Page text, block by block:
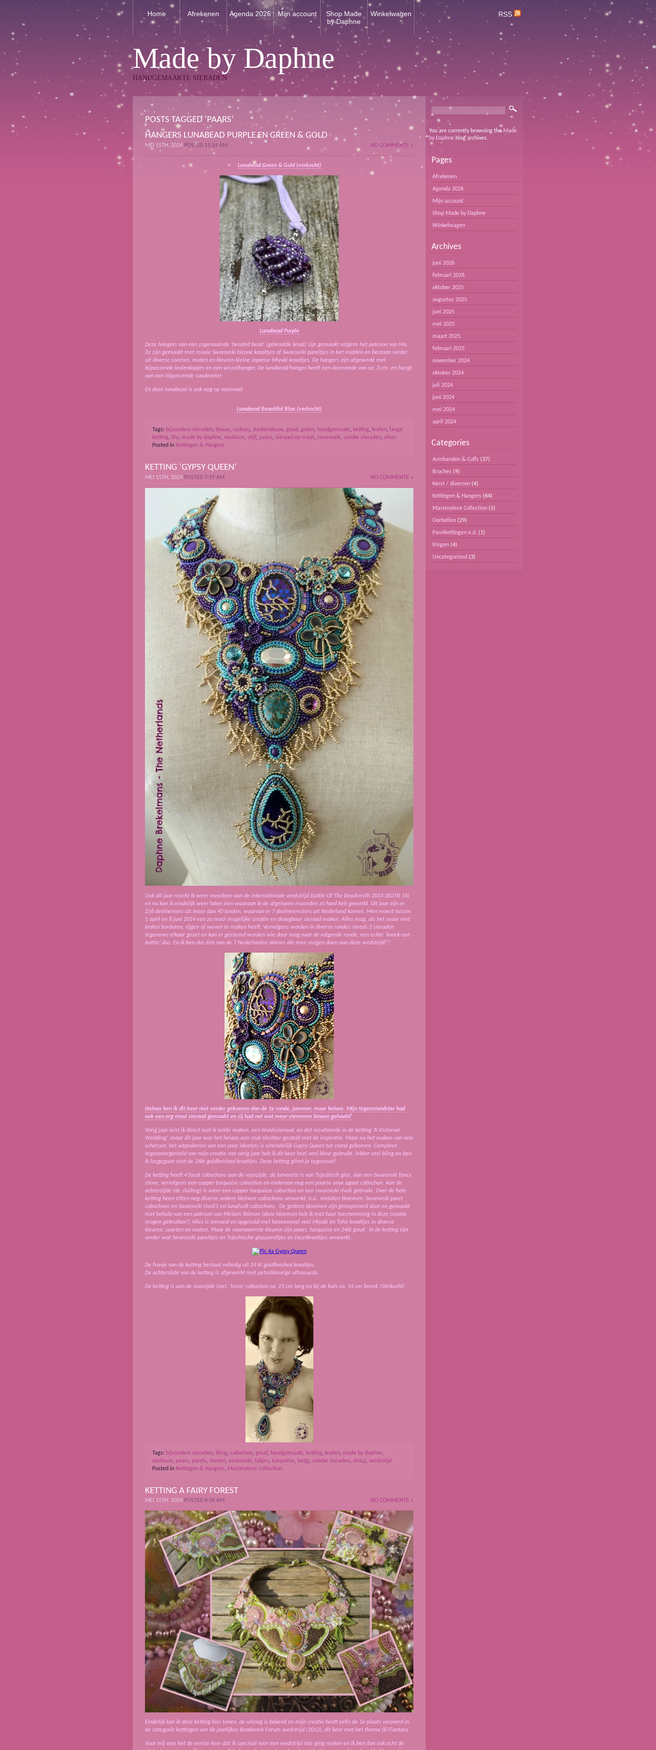
Home Afrekenen Agenda 2026 Mijn account
Shop Made
by Daphne
Winkelwagen RSS
Made by Daphne
HANDGEMAAKTE SIERADEN
POSTS TAGGED ‘PAARS’
HANGERS LUNABEAD PURPLE EN GREEN & GOLD
NO COMMENTS »
MEI 15TH, 2024 POSTED 11:24 AM
Lunabead Green & Gold (verkocht)
Lunabead Purple
Deze hangers van een zogenaamde ‘beaded bead’ (gekraalde kraal) zijn gemaakt volgens het patroon van Mu.
Ze zijn gemaakt met mooie Swarovski bicone kraaltjes of Swarovski pareltjes in het midden en bestaan verder
uit diverse soorten, maten en kleuren kleine Japanse Miyuki kraaltjes. De hangers zijn afgewerkt met
bijpassende kralenkapjes en een wisselhanger. De lunabead/hanger heeft een doorsnede van ca. 3 cm. en hangt
aan een bijpassende suedeveter.
En deze lunabead is ook nog op voorraad:
Lunabead Beautiful Blue (verkocht)
Tags: bijzondere sieraden, blauw, cadeau, donkerblauw, goud , groen, handgemaakt, ketting, kralen, lange
ketting, lila, made by daphne, necklace, olijf, paars, sieraad op maat, swarovski, unieke sieraden, zilver
Posted in Kettingen & Hangers
KETTING ‘GYPSY QUEEN’
NO COMMENTS »
MEI 15TH, 2024 POSTED 7:19 AM
Ook dit jaar mocht ik weer meedoen aan de internationale wedstrijd Battle Of The Beadsmith 2014 (BOTB 14)
en nu kan ik eindelijk weer laten zien waaraan ik de afgelopen maanden zo hard heb gewerkt. Dit jaar zijn er
256 deelnemers uit meer dan 40 landen, waarvan er 7 deelneemsters uit Nederland komen. Men moest tussen
1 april en 8 juni 2014 een zo mooi mogelijke creatie en draagbaar sieraad maken. Alles mag, als het maar met
kralen borduren, rijgen of weven te maken heeft. Vervolgens worden in diverse rondes steeds 2 sieraden
tegenover elkaar gezet en kan er gestemd worden wie door mag naar de volgende ronde, een echte ‘knock-out-
battle’ dus. En ik ben dus één van de 7 Nederlandse dames die mee mogen doen aan deze wedstrijd!!!
Helaas ben ik dit keer niet verder gekomen dan de 1e ronde, jammer, maar helaas. Mijn tegenstandster had
ook een erg mooi sieraad gemaakt en zij had net wat meer stemmen binnen gehaald!
Vorig jaar wist ik direct wat ik wilde maken, een bruidssieraad, en dat resulteerde in de ketting ‘A Victorian
Wedding’, maar dit jaar was het helaas een stuk slechter gesteld met de inspiratie. Maar na het maken van vele
schetsen, het uitproberen van een paar ideetjes is uiteindelijk Gypsy Queen tot stand gekomen. Compleet
tegenovergesteld van mijn creatie van vorig jaar heb ik dit keer heel veel kleur gebruikt, lekker veel bling en ben
ik losgegaan met de 24kt goldfinished kraaltjes. Deze ketting glimt je tegemoet!
De ketting heeft 4 focal cabochons aan de voorzijde, de bovenste is van Tsjechisch glas, dan een Swarovski fancy
stone, vervolgens een copper turquoise cabochon en onderaan nog een paarse onyx agaat cabochon. Aan de
achterzijde (de sluiting) is weer een copper turquoise cabochon en een swarovski rivoli gebruikt. Over de hele
ketting heen zitten nog diverse andere kleinere cabochons verwerkt, o.a.. metalen bloemen, Swarovski parel
cabochons en Swarovski rivoli’s en lunafsoft cabochons. De grotere bloemen zijn geïnspireerd door en gemaakt
met behulp van een patroon van Miriam Shimon (deze bloemen heb ik met haar toestemming in deze creatie
mogen gebruiken!) Alles is omrand en opgevuld met heeeeeeeel veel Miyuki en Toho kraaltjes in diverse
kleuren, soorten en maten. Maar de voornaamste kleuren zijn paars, turquoise en 24kt goud. In de ketting zijn
verder wat Swarovski pareltjes en Tsjechische glaspareltjes en facetkraaltjes verwerkt.
De franje van de ketting bestaat volledig uit 24 kt goldfinished kraaltjes.
De achterzijde van de ketting is afgewerkt met petrolkleurige ultrasuede.
De ketting is aan de voorzijde (incl. ‘losse’ cabochon ca. 23 cm lang en bij de hals ca. 14 cm breed. (Verkocht)
Tags: bijzondere sieraden, bling, cabochon, goud , handgemaakt, ketting, kralen, made by daphne,
necklace, paars, parels, stenen, swarovski, takjes, turquoise, twijg, unieke sieraden, vintaj, wedstrijd
Posted in Kettingen & Hangers, Masterpiece Collection
KETTING A FAIRY FOREST
NO COMMENTS »
MEI 15TH, 2024 POSTED 6:34 AM
Eindelijk kan ik deze ketting hier tonen, de uitslag is bekend en mijn creatie heeft zelfs de 1e plaats veroverd in
de categorie kettingen van de jaarlijkse Beadwork Forum wedstrijd (2012), dit keer met het thema SF/Fantasy.
Voor mij was het de eerste keer dat ik speciaal voor een wedstrijd iets ging maken en ik ben dan ook echt de
You are currently browsing the Made
by Daphne blog archives.
Pages
Afrekenen
Agenda 2026
Mijn account
Shop Made by Daphne
Winkelwagen
Archives
juni 2026
februari 2026
oktober 2025
augustus 2025
juni 2025
mei 2025
maart 2025
februari 2025
november 2024
oktober 2024
juli 2024
juni 2024
mei 2024
april 2024
Categories
Armbanden & Cuffs (37)
Broches (9)
Kerst / diversen (4)
Kettingen & Hangers (64)
Masterpiece Collection (5)
Oorbellen (29)
Parelkettingen e.d. (1)
Ringen (4)
Uncategorized (3)